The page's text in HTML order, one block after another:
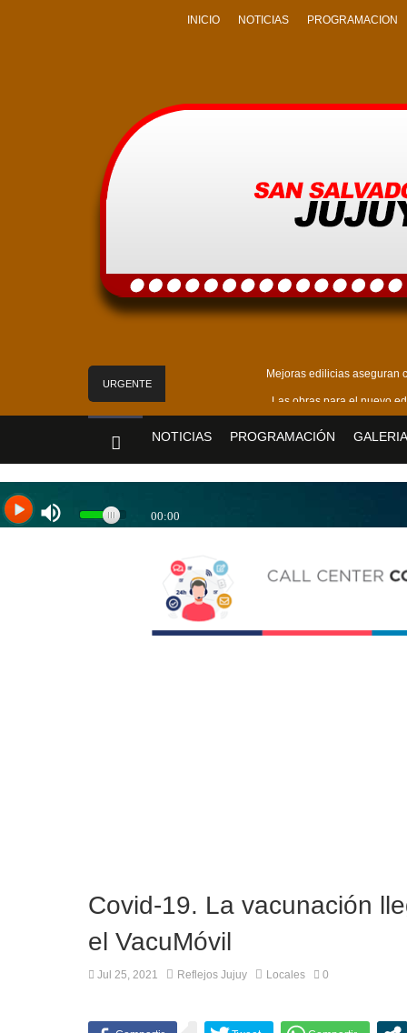
INICIO NOTICIAS PROGRAMACION
URGENTE
Mejoras edilicias aseguran
Las obras para el nuevo
«Jujuy sin barreras» se despliega en Alto
Yoga y arte: el Cabildo ofrece
NOTICIAS PROGRAMACIÓN
Covid-19. La vacunación
el VacuMóvil
Jul 25, 2021 Reflejos Jujuy Locales 0